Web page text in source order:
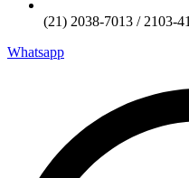
(21) 2038-7013 / 2103-
Whatsapp